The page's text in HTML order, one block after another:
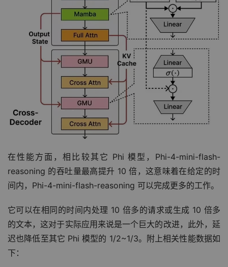
在性能方面，相比较其它 Phi 模型，Phi-4-mini-flash-
reasoning 的吞吐量最高提升 10 倍，这意味着在给定的时
间内，Phi-4-mini-flash-reasoning 可以完成更多的工作。
它可以在相同的时间内处理 10 倍多的请求或生成 10 倍多
的文本，这对于实际应用来说是一个巨大的改进，此外，延
迟也降低至其它 Phi 模型的 1/2~1/3。附上相关性能数据如
下：